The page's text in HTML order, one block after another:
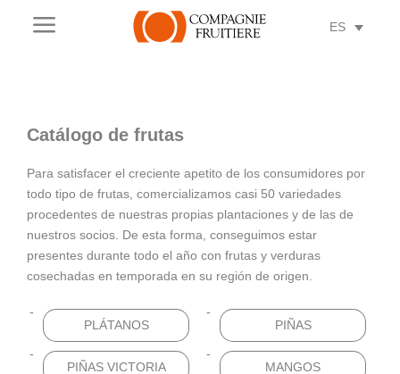
a ES
Catálogo de frutas
Para satisfacer el creciente apetito de los consumidores por
todo tipo de frutas, comercializamos casi 50 variedades
procedentes de nuestras propias plantaciones y de las de
nuestros socios. De esta forma, conseguimos estar
presentes durante todo el año con frutas y verduras
cosechadas en temporada en su región de origen.
PLÁTANOS PIÑAS
PIÑAS VICTORIA MANGOS